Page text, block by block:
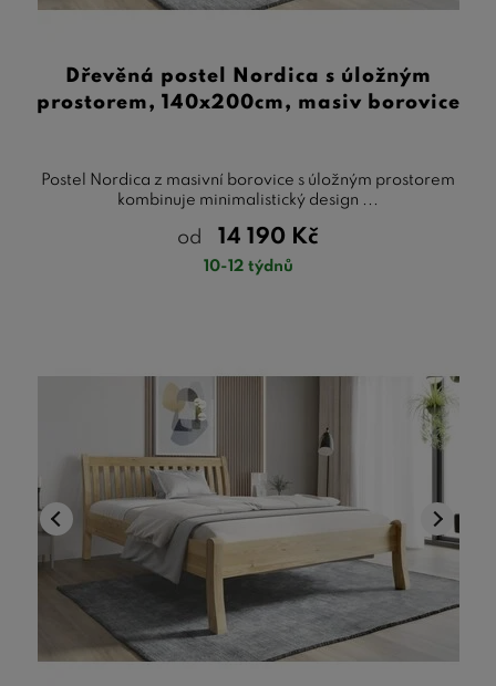
Dřevěná postel Nordica s úložným
prostorem, 140x200cm, masiv borovice
Postel Nordica z masivní borovice s úložným prostorem
kombinuje minimalistický design ...
od 14 190 Kč
10-12 týdnů